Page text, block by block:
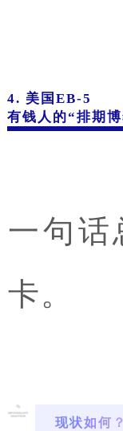
4. 美国EB-5
有钱人的“排期
一句话
卡。
现状如何？